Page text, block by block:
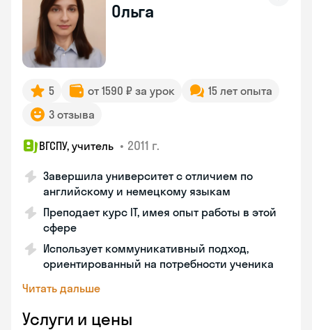
Ольга
5 от 1590 ₽ за урок
15 лет опыта
3 отзыва
ВГСПУ, учитель • 2011 г.
Завершила университет с отличием по
английскому и немецкому языкам
Преподает курс IT, имея опыт работы в этой
сфере
Использует коммуникативный подход,
ориентированный на потребности ученика
Читать дальше
Услуги и цены